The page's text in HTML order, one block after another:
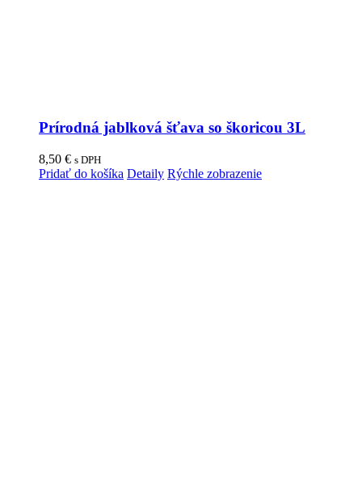
Prírodná jablková šťava so škoricou 3L
8,50 € s DPH
Pridať do košíka Detaily Rýchle zobrazenie